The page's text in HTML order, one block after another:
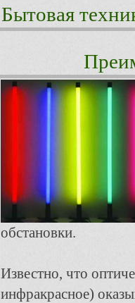
Бытовая
обстановки.
Известно, что
инфракрасное)